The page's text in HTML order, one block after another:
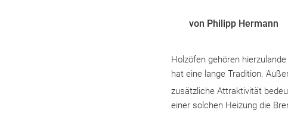
von Philipp Hermann
Holzöfen gehören
hat eine lange Tradition.
zusätzliche Attraktivität
einer solchen Heizung die